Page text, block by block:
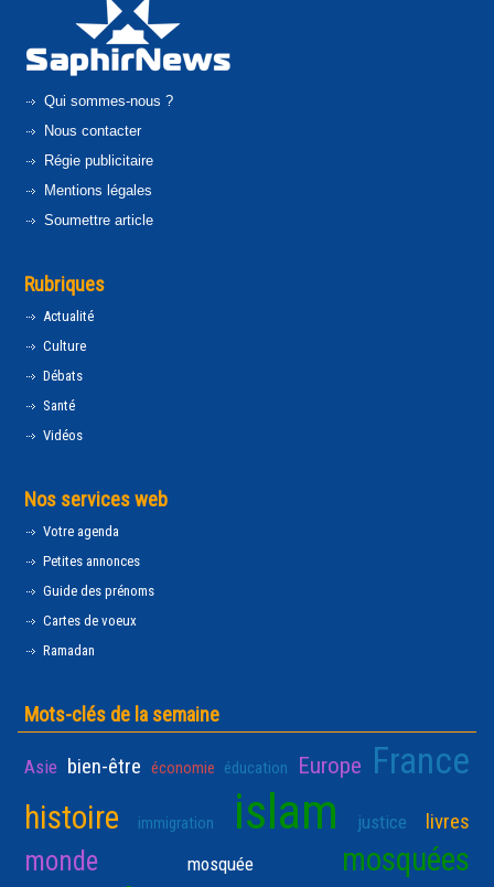
Qui sommes-nous ?
Nous contacter
Régie publicitaire
Mentions légales
Soumettre article
Rubriques
Actualité
Culture
Débats
Santé
Vidéos
Nos services web
Votre agenda
Petites annonces
Guide des prénoms
Cartes de voeux
Ramadan
Mots-clés de la semaine
Asie bien-être économie éducation Europe France
histoire immigration islam justice livres
monde mosquée mosquées